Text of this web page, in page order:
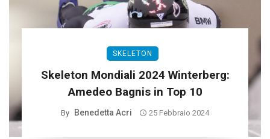
SKELETON
Skeleton Mondiali 2024 Winterberg:
Amedeo Bagnis in Top 10
By Benedetta Acri 25 Febbraio 2024